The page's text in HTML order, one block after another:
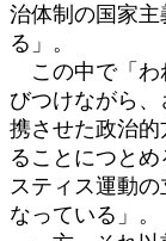
治体制の国家
る」。
この中で「わ
びつけながら
携させた政治
ることにつと
スティス運動
なっている」。